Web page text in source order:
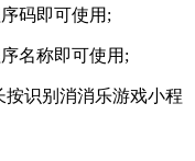
码即可使用;
名称即可使用;
识别消消乐游戏小程